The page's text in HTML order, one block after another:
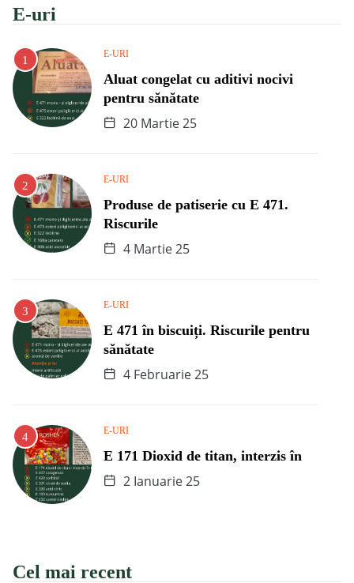
E-uri
E-URI
Aluat congelat cu aditivi nocivi
pentru sănătate
20 Martie 25
E-URI
Produse de patiserie cu E 471.
Riscurile
4 Martie 25
E-URI
E 471 în biscuiți. Riscurile pentru
sănătate
4 Februarie 25
E-URI
E 171 Dioxid de titan, interzis în
2 Ianuarie 25
Cel mai recent